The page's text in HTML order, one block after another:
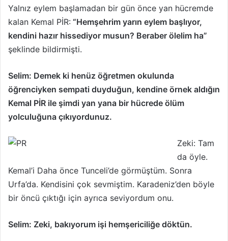
Yalnız eylem başlamadan bir gün önce yan hücremde
kalan Kemal PİR: “Hemşehrim yarın eylem başlıyor,
kendini hazır hissediyor musun? Beraber ölelim ha”
şeklinde bildirmişti.
Selim: Demek ki henüz öğretmen okulunda
öğrenciyken sempati duyduğun, kendine örnek aldığın
Kemal PİR ile şimdi yan yana bir hücrede ölüm
yolculuğuna çıkıyordunuz.
Zeki: Tam
da öyle.
Kemal’i Daha önce Tunceli’de görmüştüm. Sonra
Urfa’da. Kendisini çok sevmiştim. Karadeniz’den böyle
bir öncü çıktığı için ayrıca seviyordum onu.
Selim: Zeki, bakıyorum işi hemşericiliğe döktün.